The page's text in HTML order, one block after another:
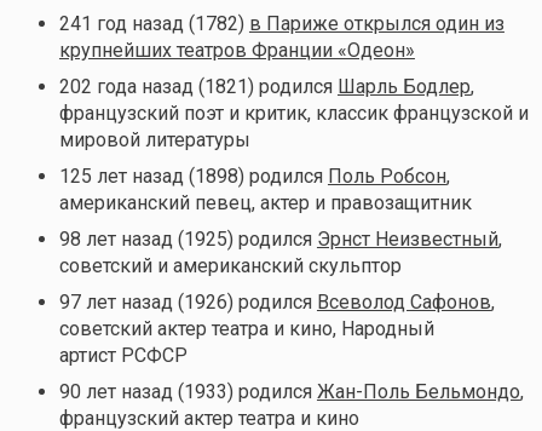
241 год назад (1782) в Париже открылся один из
крупнейших театров Франции «Одеон»
202 года назад (1821) родился Шарль Бодлер,
французский поэт и критик, классик французской и
мировой литературы
125 лет назад (1898) родился Поль Робсон,
американский певец, актер и правозащитник
98 лет назад (1925) родился Эрнст Неизвестный,
советский и американский скульптор
97 лет назад (1926) родился Всеволод Сафонов,
советский актер театра и кино, Народный
артист РСФСР
90 лет назад (1933) родился Жан-Поль Бельмондо,
французский актер театра и кино